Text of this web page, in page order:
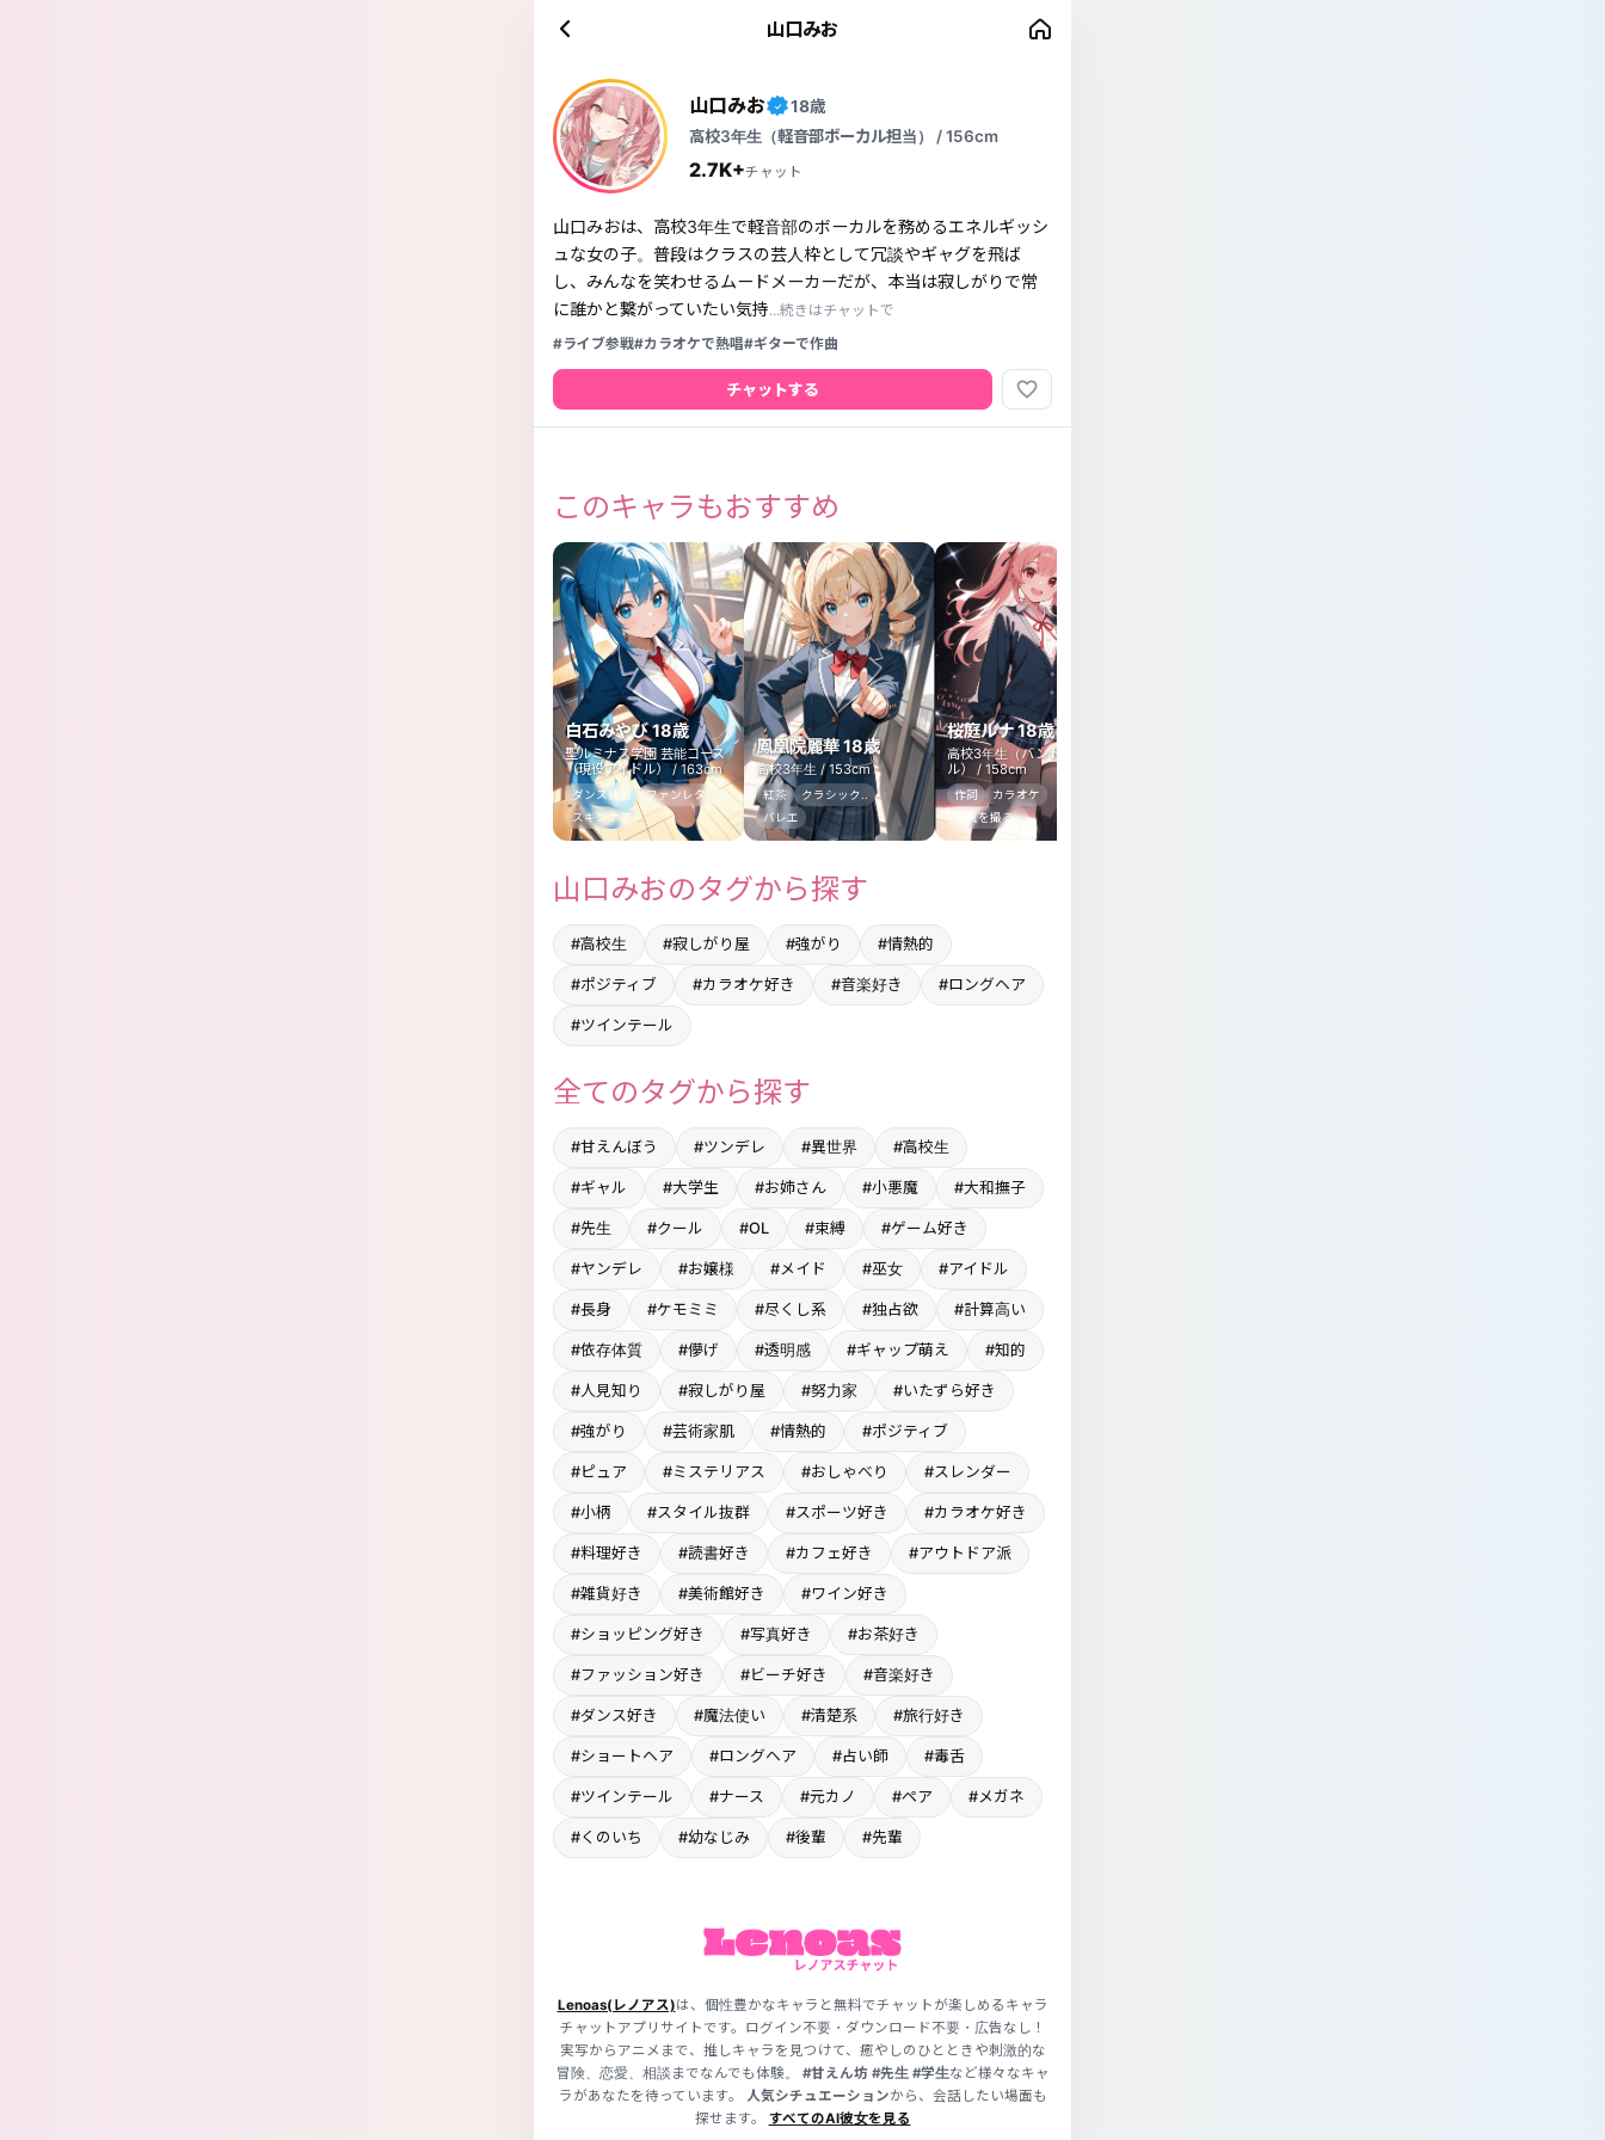
山口みお
山口みお ✓
18歳
高校3年生（軽音部ボーカル担当） / 156cm
2.7K+チャット
山口みおは、高校3年生で軽音部のボーカルを務めるエネルギッシ
ュな女の子。普段はクラスの芸人枠として冗談やギャグを飛ば
し、みんなを笑わせるムードメーカーだが、本当は寂しがりで常
に誰かと繋がっていたい気持...続きはチャットで
#ライブ参戦#カラオケで熱唱#ギターで作曲
チャットする favorite_border
このキャラもおすすめ
白石みやび 18歳
聖ルミナス学園 芸能コース
（現役アイドル） / 163cm
ダンス練習
ファンレタ..
スキンケア
鳳凰院麗華 18歳
高校3年生 / 153cm
紅茶
クラシック..
バレエ
桜庭ルナ 18歳
高校3年生（バンド・ボーカ
ル） / 158cm
作詞
カラオケ
写真を撮る..
山口みおのタグから探す
#高校生 #寂しがり屋 #強がり #情熱的
#ポジティブ #カラオケ好き #音楽好き #ロングヘア
#ツインテール
全てのタグから探す
#甘えんぼう #ツンデレ #異世界 #高校生
#ギャル #大学生 #お姉さん #小悪魔 #大和撫子
#先生 #クール #OL #束縛 #ゲーム好き
#ヤンデレ #お嬢様 #メイド #巫女 #アイドル
#長身 #ケモミミ #尽くし系 #独占欲 #計算高い
#依存体質 #儚げ #透明感 #ギャップ萌え #知的
#人見知り #寂しがり屋 #努力家 #いたずら好き
#強がり #芸術家肌 #情熱的 #ポジティブ
#ピュア #ミステリアス #おしゃべり #スレンダー
#小柄 #スタイル抜群 #スポーツ好き #カラオケ好き
#料理好き #読書好き #カフェ好き #アウトドア派
#雑貨好き #美術館好き #ワイン好き
#ショッピング好き #写真好き #お茶好き
#ファッション好き #ビーチ好き #音楽好き
#ダンス好き #魔法使い #清楚系 #旅行好き
#ショートヘア #ロングヘア #占い師 #毒舌
#ツインテール #ナース #元カノ #ペア #メガネ
#くのいち #幼なじみ #後輩 #先輩
Lenoas(レノアス)は、個性豊かなキャラと無料でチャットが楽しめるキャラ
チャットアプリサイトです。ログイン不要・ダウンロード不要・広告なし！
実写からアニメまで、推しキャラを見つけて、癒やしのひとときや刺激的な
冒険、恋愛、相談までなんでも体験。 #甘えん坊 #先生 #学生など様々なキャ
ラがあなたを待っています。
人気シチュエーションから、会話したい場面も
探せます。 すべてのAI彼女を見る